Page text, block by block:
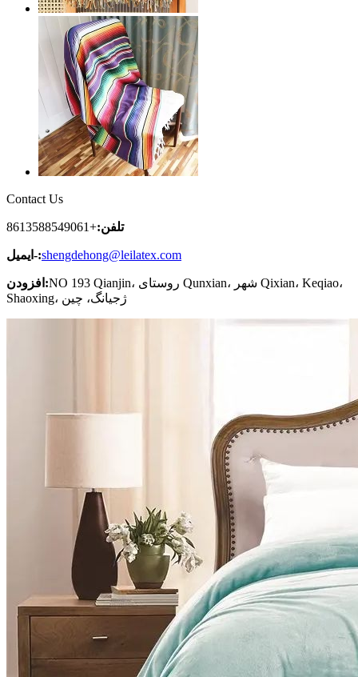
Contact Us
تلفن:+8613588549061
ایمیل-:shengdehong@leilatex.com
افزودن:NO 193 Qianjin، روستای Qunxian، شهر Qixian، Keqiao،
Shaoxing، ژجیانگ، چین